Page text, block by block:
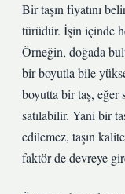
Bir taşın fiyatını
türüdür. İşin içinde
Örneğin, doğada
bir boyutla bile
boyutta bir taş, eğer
satılabilir. Yani bir
edilemez, taşın
faktör de devreye